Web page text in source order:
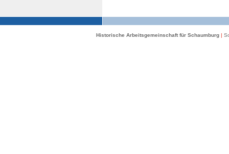
Historische Arbeitsgemeinschaft für Schaumburg |